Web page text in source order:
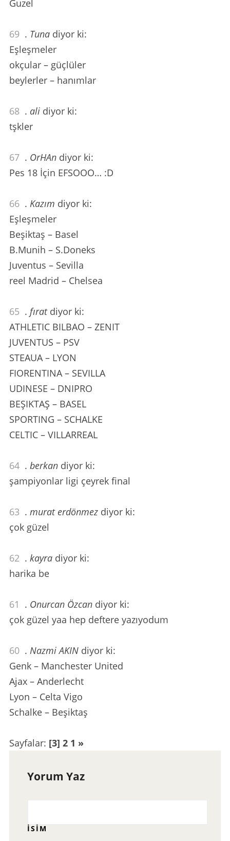
Guzel
69 . Tunadiyor ki:
Eşleşmeler
okçular – güçlüler
beylerler – hanımlar
68 . alidiyor ki:
tşkler
67 . OrHAndiyor ki:
Pes 18 İçin EFSOOO… :D
66 . Kazım diyor ki:
Eşleşmeler
Beşiktaş – Basel
B.Munih – S.Doneks
Juventus – Sevilla
reel Madrid – Chelsea
65 . fıratdiyor ki:
ATHLETIC BILBAO – ZENIT
JUVENTUS – PSV
STEAUA – LYON
FIORENTINA – SEVILLA
UDINESE – DNIPRO
BEŞIKTAŞ – BASEL
SPORTING – SCHALKE
CELTIC – VILLARREAL
64 . berkandiyor ki:
şampiyonlar ligi çeyrek final
63 . murat erdönmezdiyor ki:
çok güzel
62 . kayradiyor ki:
harika be
61 . Onurcan Özcandiyor ki:
çok güzel yaa hep deftere yazıyodum
60 . Nazmi AKINdiyor ki:
Genk – Manchester United
Ajax – Anderlecht
Lyon – Celta Vigo
Schalke – Beşiktaş
Sayfalar: [3] 2 1 »
Yorum Yaz
İSIM